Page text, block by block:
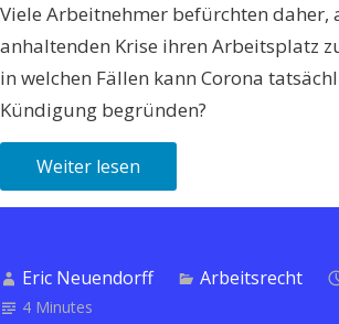
Viele Arbeitnehmer befürchten
anhaltenden Krise ihren Arbeitsplatz
in welchen Fällen kann Corona
Kündigung begründen?
Weiter lesen
Eric Neuendorff Arbeitsrecht
4 Minutes